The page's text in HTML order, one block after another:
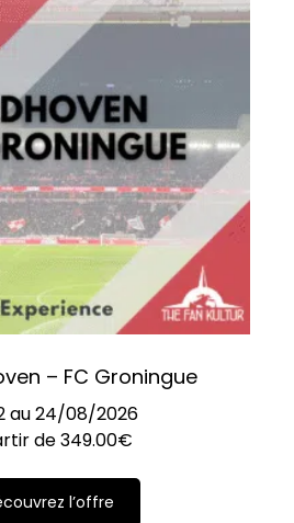
– FC Groningue
au 24/08/2026
de349.00€
l’offre